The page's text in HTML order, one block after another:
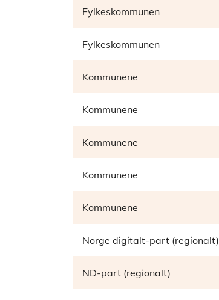
Fylkeskommunen
Fylkeskommunen
Kommunene
Kommunene
Kommunene
Kommunene
Kommunene
Norge digitalt-part (regionalt)
ND-part (regionalt)